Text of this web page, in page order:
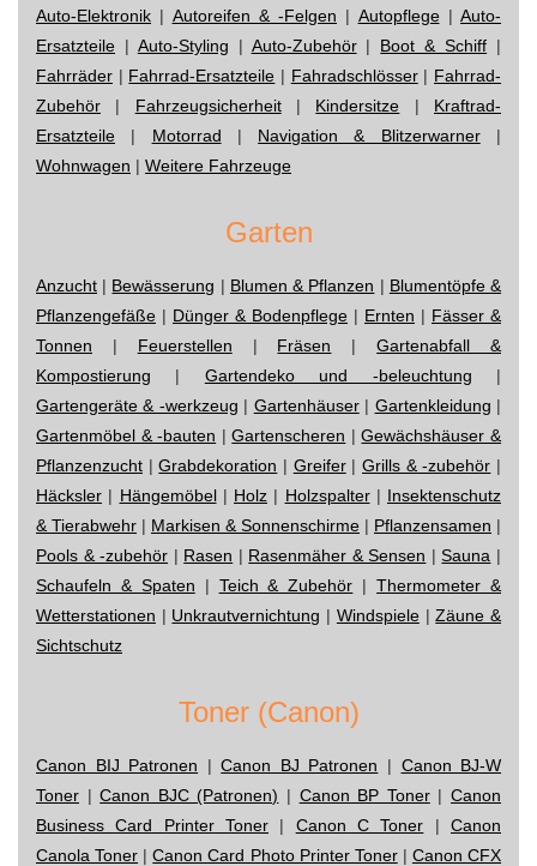
Auto-Elektronik | Autoreifen & -Felgen | Autopflege| Auto-
Ersatzteile | Auto-Styling | Auto-Zubehör| Boot & Schiff |
Fahrräder | Fahrrad-Ersatzteile | Fahradschlösser| Fahrrad-
Zubehör | Fahrzeugsicherheit| Kindersitze | Kraftrad-
Ersatzteile | Motorrad | Navigation & Blitzerwarner|
Wohnwagen | Weitere Fahrzeuge
Garten
Anzucht | Bewässerung | Blumen & Pflanzen | Blumentöpfe &
Pflanzengefäße | Dünger & Bodenpflege | Ernten | Fässer &
Tonnen | Feuerstellen | Fräsen |Gartenabfall &
Kompostierung | Gartendeko und -beleuchtung |
Gartengeräte & -werkzeug | Gartenhäuser| Gartenkleidung |
Gartenmöbel & -bauten |Gartenscheren |Gewächshäuser &
Pflanzenzucht |Grabdekoration | Greifer|Grills & -zubehör |
Häcksler | Hängemöbel| Holz | Holzspalter| Insektenschutz
& Tierabwehr | Markisen & Sonnenschirme | Pflanzensamen |
Pools & -zubehör | Rasen | Rasenmäher & Sensen |Sauna |
Schaufeln & Spaten | Teich & Zubehör |Thermometer &
Wetterstationen | Unkrautvernichtung | Windspiele|Zäune &
Sichtschutz
Toner (Canon)
Canon BIJ Patronen |Canon BJ Patronen | Canon BJ-W
Toner |Canon BJC (Patronen) | Canon BP Toner|Canon
Business Card Printer Toner | Canon C Toner |Canon
Canola Toner |Canon Card Photo Printer Toner| Canon CFX